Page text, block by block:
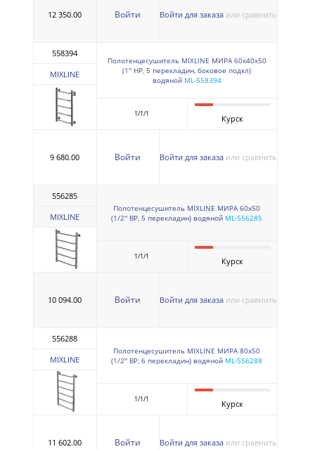
12 350.00 Войти Войти для заказа или сравнить
558394
MIXLINE
Полотенцесушитель MIXLINE МИРА 60х40х50
(1'' НР, 5 перекладин, боковое подкл)
водяной ML-558394
1/1/1 Курск
9 680.00 Войти Войти для заказа или сравнить
556285
MIXLINE
Полотенцесушитель MIXLINE МИРА 60х50
(1/2'' ВР, 5 перекладин) водяной ML-556285
1/1/1 Курск
10 094.00 Войти Войти для заказа или сравнить
556288
MIXLINE
Полотенцесушитель MIXLINE МИРА 80х50
(1/2'' ВР, 6 перекладин) водяной ML-556288
1/1/1 Курск
11 602.00 Войти Войти для заказа или сравнить